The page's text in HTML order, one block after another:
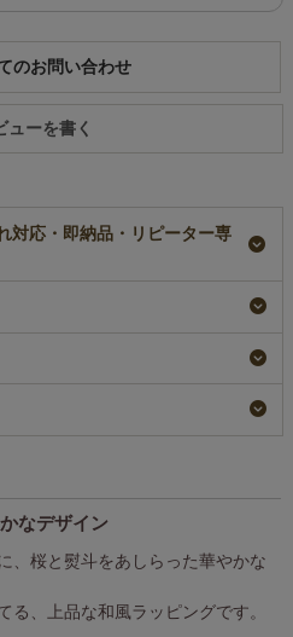
のお問い合わせ
ューを書く
対応・即納品・リピーター専
不織布ラッピン
20枚入～
小）桜びより柄｜不織
布ラッピング袋｜20枚
なデザイン
、桜と熨斗をあしらった華やかな
る、上品な和風ラッピングです。